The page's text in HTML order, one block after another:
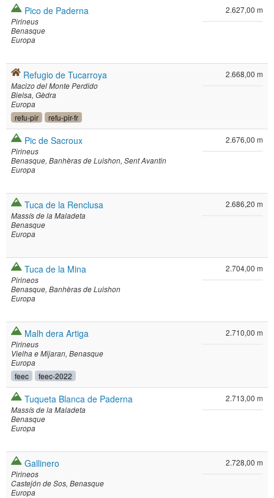
Pico de Paderna
Pirineus
Benasque
Europa
2.627,00 m
Refugio de Tucarroya
Macizo del Monte Perdido
Bielsa Gèdra
Europa
refu-pir refu-pir-fr
2.668,00 m
Pic de Sacroux
Pirineus
Benasque Banhèras de Luishon Sent Avantin
Europa
2.676,00 m
Tuca de la Renclusa
Massís de la Maladeta
Benasque
Europa
2.686,20 m
Tuca de la Mina
Pirineos
Benasque Banhèras de Luishon
Europa
2.704,00 m
Malh dera Artiga
Pirineus
Vielha e Mijaran Benasque
Europa
feec feec-2022
2.710,00 m
Tuqueta Blanca de Paderna
Massís de la Maladeta
Benasque
Europa
2.713,00 m
Gallinero
Pirineos
Castejón de Sos Benasque
Europa
2.728,00 m